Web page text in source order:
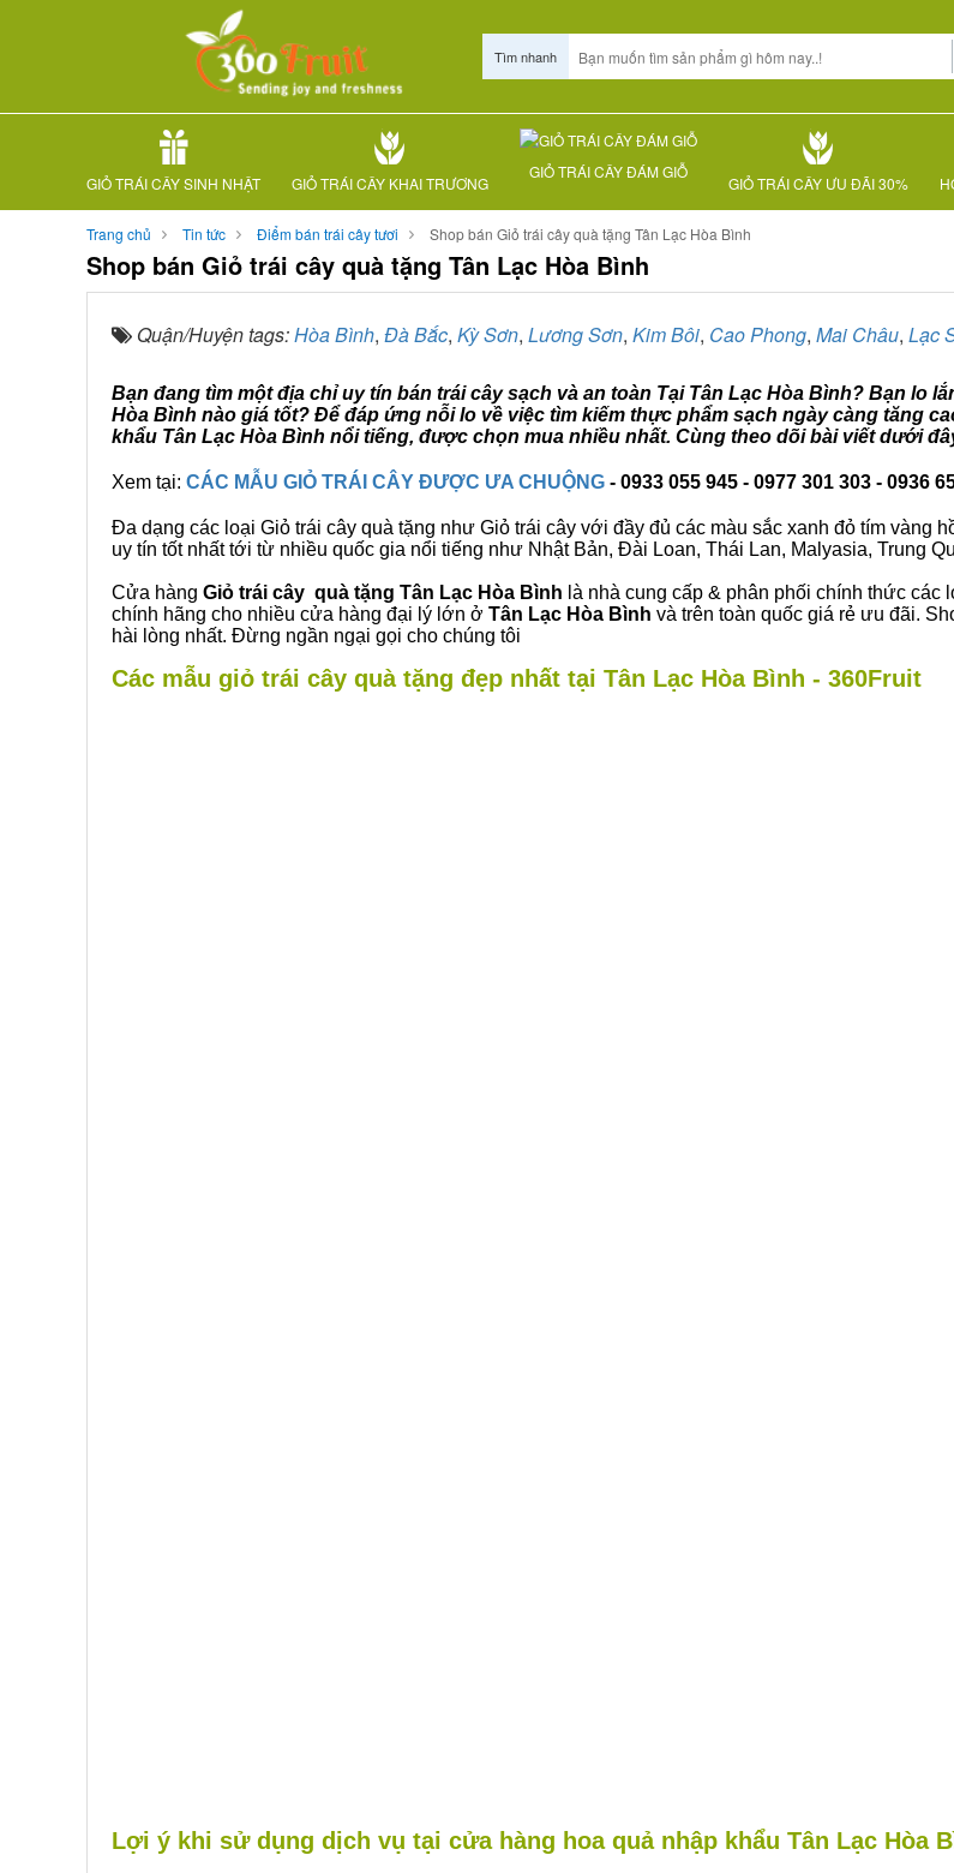
Tìm nhanh
GIỎ TRÁI CÂY SINH NHẬT GIỎ TRÁI CÂY KHAI TRƯƠNG
GIỎ TRÁI CÂY ĐÁM GIỖ
GIỎ TRÁI CÂY ƯU ĐÃI 30%
Trang chủ Tin tức Điểm bán trái cây tươi Shop bán Giỏ trái cây quà tặng Tân Lạc Hòa Bình
Shop bán Giỏ trái cây quà tặng Tân Lạc Hòa Bình
Quận/Huyện tags:Hòa Bình, Đà Bắc, Kỳ Sơn, Lương Sơn, Kim Bôi, Cao Phong, Mai Châu, Lạc
Bạn đang tìm một địa chỉ uy tín bán trái cây sạch và an toàn Tại Tân Lạc Hòa Bình? Bạn lo
Hòa Bình nào giá tốt? Để đáp ứng nỗi lo về việc tìm kiếm thực phẩm sạch ngày càng tăng
khẩu Tân Lạc Hòa Bình nổi tiếng, được chọn mua nhiều nhất. Cùng theo dõi bài viết dưới
Xem tại: CÁC MẪU GIỎ TRÁI CÂY ĐƯỢC ƯA CHUỘNG - 0933 055 945 - 0977 301 303 - 0936
Đa dạng các loại Giỏ trái cây quà tặng như Giỏ trái cây với đầy đủ các màu sắc xanh đỏ tím vàng
uy tín tốt nhất tới từ nhiều quốc gia nổi tiếng như Nhật Bản, Đài Loan, Thái Lan, Malyasia, Trung
Cửa hàng Giỏ trái cây quà tặng Tân Lạc Hòa Bình là nhà cung cấp & phân phối chính thức các
chính hãng cho nhiều cửa hàng đại lý lớn ở Tân Lạc Hòa Bình và trên toàn quốc giá rẻ ưu đãi.
hài lòng nhất. Đừng ngần ngại gọi cho chúng tôi
Các mẫu giỏ trái cây quà tặng đẹp nhất tại Tân Lạc Hòa Bình - 360Fruit
Lợi ý khi sử dụng dịch vụ tại cửa hàng hoa quả nhập khẩu Tân Lạc Hòa